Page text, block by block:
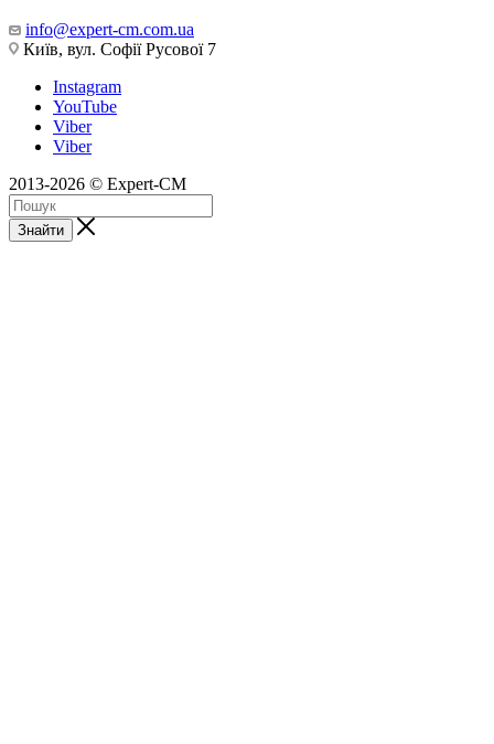
info@expert-cm.com.ua
Київ, вул. Софії Русової 7
Instagram
YouTube
Viber
Viber
2013-2026 © Expert-CM
Знайти